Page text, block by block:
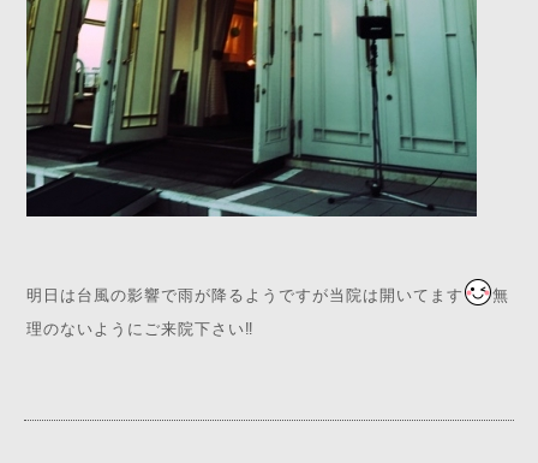
明日は台風の影響で雨が降るようですが当院は開いてます
無
理のないようにご来院下さい‼️